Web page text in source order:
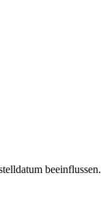
beeinflussen.